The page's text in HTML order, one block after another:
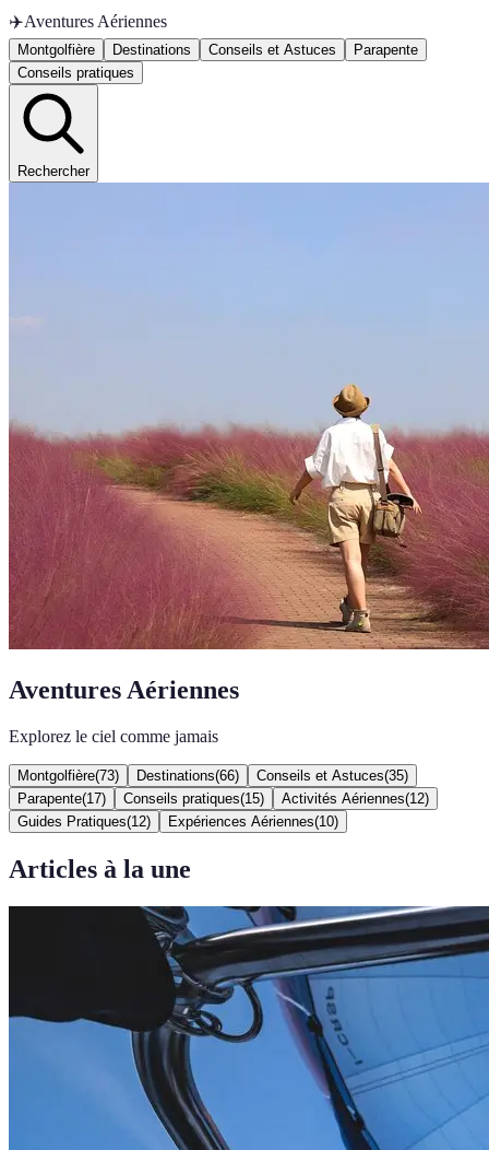
✈️Aventures Aériennes
Montgolfière Destinations Conseils et Astuces
Parapente
Conseils pratiques
Rechercher
Aventures Aériennes
Explorez le ciel comme jamais
Montgolfière(73) Destinations(66) Conseils et Astuces(35)
Parapente(17) Conseils pratiques(15) Activités Aériennes(12)
Guides Pratiques(12) Expériences Aériennes(10)
Articles à la une